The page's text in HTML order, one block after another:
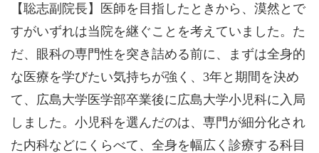
【聡志副院長】医師を目指したときから、漠然とで
すがいずれは当院を継ぐことを考えていました。た
だ、眼科の専門性を突き詰める前に、まずは全身的
な医療を学びたい気持ちが強く、3年と期間を決め
て、広島大学医学部卒業後に広島大学小児科に入局
しました。小児科を選んだのは、専門が細分化され
た内科などにくらべて、全身を幅広く診療する科目